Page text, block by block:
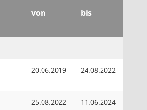
von bis
20.06.2019 24.08.2022
25.08.2022 11.06.2024